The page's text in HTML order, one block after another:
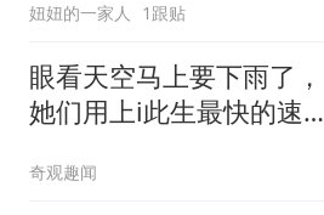
小伙伴商量商量。好在咱
们种的农产品多，以后经
常要存放货物是刚需
妞妞的一家人 1跟贴
眼看天空马上要下雨了，
她们用上i此生最快的速度
都出来了
奇观趣闻